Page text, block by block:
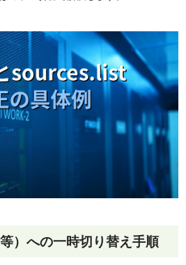
）への一時切り替え手順